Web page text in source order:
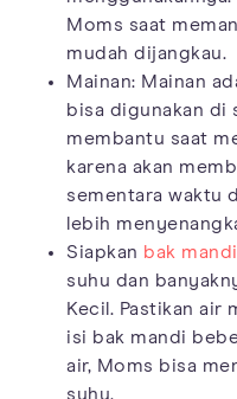
Moms saat
mudah dijangkau.
Mainan: Mainan
bisa digunakan di
membantu saat
karena akan
sementara waktu
lebih
Siapkan bak mandi
suhu dan
Kecil. Pastikan air
isi bak mandi
air, Moms bisa
suhu.